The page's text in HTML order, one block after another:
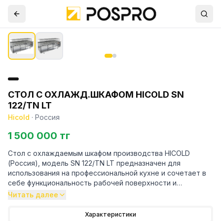
СТОЛ С ОХЛАЖД.ШКАФОМ HICOLD SN
122/TN LT
Hicold · Россия
1 500 000 тг
Стол с охлаждаемым шкафом производства HICOLD
(Россия), модель SN 122/TN LT предназначен для
использования на профессиональной кухне и сочетает в
себе функциональность рабочей поверхности и
холодильной камеры. Он используется для
Конструкция стола включает в себя стальную
Читать далее
Характеристики